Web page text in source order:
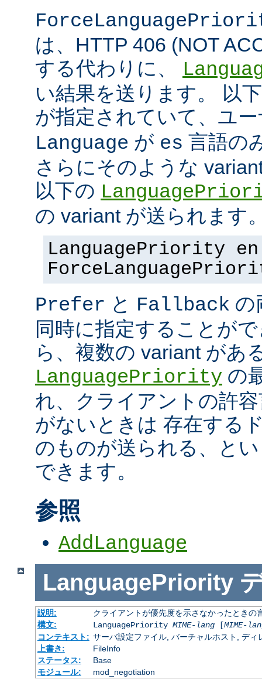
は、HTTP 406 (NOT
する代わりに、
い結果を送ります。 以
が指定されていて、ユ
Language が es 言語の
さらにそのような
以下の
の variant が送られます
LanguagePriority
Prefer と Fallback の
同時に指定することが
ら、複数の variant があ
LanguagePriority の
れ、クライアントの許
がないときは 存在する
のものが送られる、と
できます。
参照
AddLanguage
LanguagePriority
説明:
クライアントが優先度を示さなかったときの
構文:
LanguagePriority MIME-lang[MIME-
コンテキスト: サーバ設定ファイル, バーチャルホスト, ディ
上書き:
FileInfo
ステータス:
Base
モジュール:
mod_negotiation